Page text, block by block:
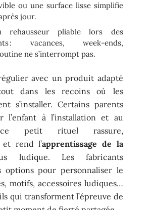
ou une surface lisse simplifie
jour.
rehausseur pliable lors des
: vacances, week-ends,
ne s’interrompt pas.
avec un produit adapté
dans les recoins où les
s’installer. Certains parents
l’enfant à l’installation et au
ce petit rituel rassure,
et rend l’apprentissage de la
ludique. Les fabricants
options pour personnaliser le
motifs, accessoires ludiques…
qui transforment l’épreuve de